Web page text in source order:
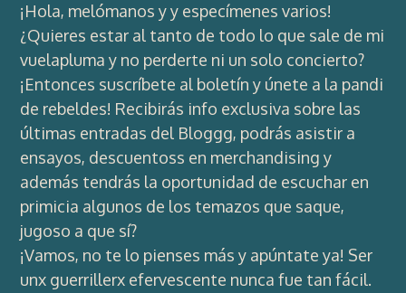
¡Hola, melómanos y y especímenes varios!
¿Quieres estar al tanto de todo lo que sale de mi
vuelapluma y no perderte ni un solo concierto?
¡Entonces suscríbete al boletín y únete a la pandi
de rebeldes! Recibirás info exclusiva sobre las
últimas entradas del Bloggg, podrás asistir a
ensayos, descuentoss en merchandising y
además tendrás la oportunidad de escuchar en
primicia algunos de los temazos que saque,
jugoso a que sí?
¡Vamos, no te lo pienses más y apúntate ya! Ser
unx guerrillerx efervescente nunca fue tan fácil.